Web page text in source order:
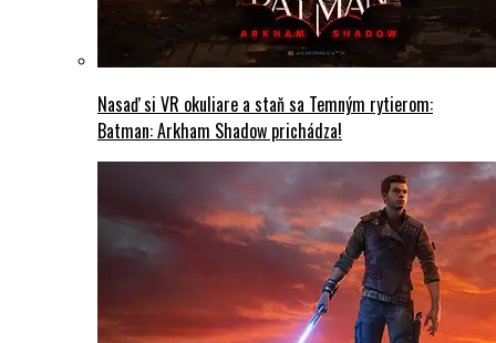
Nasaď si VR okuliare a staň sa Temným rytierom:
Batman: Arkham Shadow prichádza!